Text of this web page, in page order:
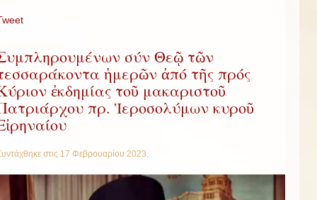
σύν Θεῷ τῶν
ἡμερῶν ἀπό τῆς πρός
ἐκδημίας τοῦ μακαριστοῦ
πρ. Ἱεροσολύμων κυροῦ
στις 17 Φεβρουαρίου 2023.